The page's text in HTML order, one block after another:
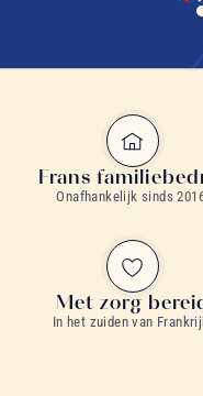
Frans
Onafhankelijk sinds
Met zorg
In het zuiden van